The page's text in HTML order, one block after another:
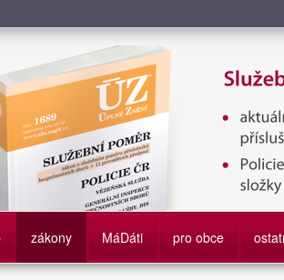
Služební poměr příslušníků bezpečnostních
zákony MáDáti pro obce